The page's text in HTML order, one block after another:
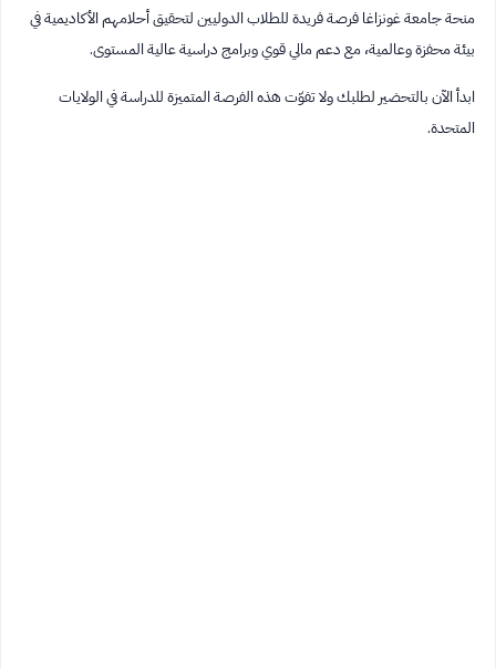
منحة جامعة غونزاغا فرصة فريدة للطلاب الدوليين لتحقيق أحلامهم الأكاديمية في
بيئة محفزة وعالمية، مع دعم مالي قوي وبرامج دراسية عالية المستوى.
ابدأ الآن بالتحضير لطلبك ولا تفوّت هذه الفرصة المتميزة للدراسة في الولايات
المتحدة.